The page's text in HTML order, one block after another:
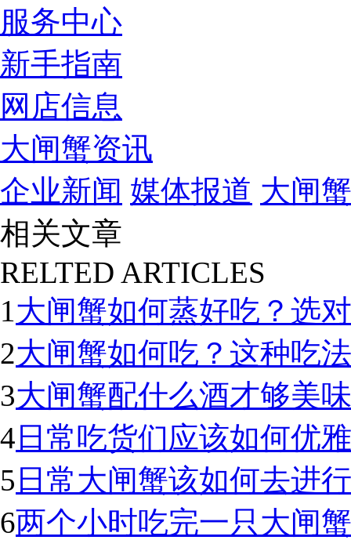
服务中心
新手指南
网店信息
大闸蟹资讯
企业新闻 媒体报道 大闸
相关文章
RELTED ARTICLES
1大闸蟹如何蒸好吃？选
2大闸蟹如何吃？这种吃
3大闸蟹配什么酒才够美
4 日常吃货们应该如何优
5 日常大闸蟹该如何去进
6两个小时吃完一只大闸